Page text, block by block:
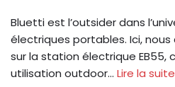
Bluetti est l’outsider dans
électriques portables. Ici,
sur la station électrique EB55,
utilisation outdoor… Lire la